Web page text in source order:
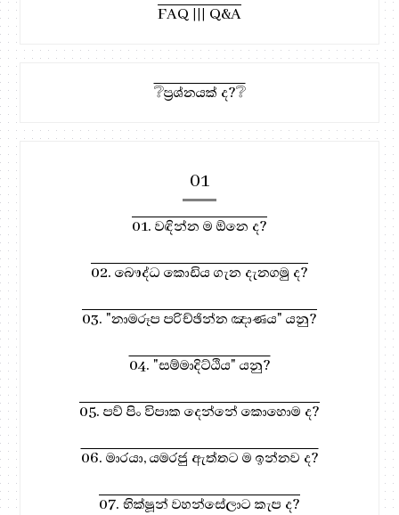
FAQ ||| Q&A
❔ප්‍රශ්නයක් ද?❔
01
01. වඳින්න ම ඕනෙ ද?
02. බෞද්ධ කොඩිය ගැන දැනගමු ද?
03. "නාමරූප පරිච්ඡින්න ඤාණය" යනු?
04. "සම්මාදිට්ඨිය" යනු?
05. පව් පිං විපාක දෙන්නේ කොහොම ද?
06. මාරයා, යමරජු ඇත්තට ම ඉන්නව ද?
07. භික්ෂූන් වහන්සේලාට කැප ද?